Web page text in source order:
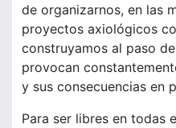
de organizarnos, en las
proyectos axiológicos
construyamos al paso
provocan
y sus consecuencias en
Para ser libres en todas